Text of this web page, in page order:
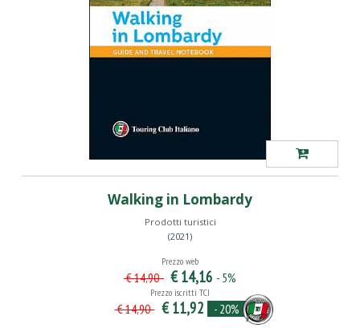
Walking in Lombardy
Prodotti turistici
(2021)
Prezzo web
€ 14,90 € 14,16 - 5%
Prezzo iscritti TCI
€ 14,90 € 11,92 - 20%